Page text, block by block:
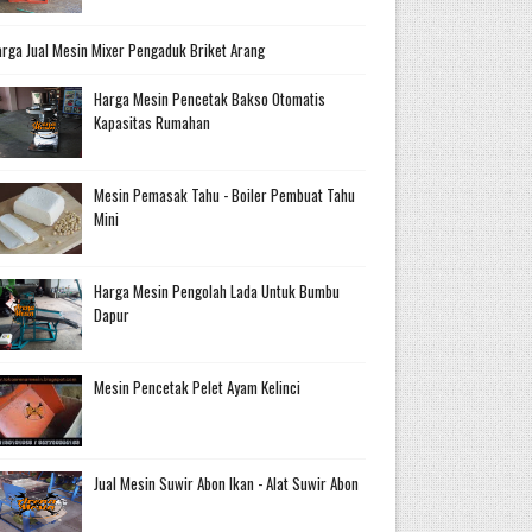
Jual Mesin Mixer Pengaduk Briket Arang
Harga Mesin Pencetak Bakso Otomatis
Kapasitas Rumahan
Mesin Pemasak Tahu - Boiler Pembuat Tahu
Mini
Harga Mesin Pengolah Lada Untuk Bumbu
Dapur
Mesin Pencetak Pelet Ayam Kelinci
Jual Mesin Suwir Abon Ikan - Alat Suwir Abon